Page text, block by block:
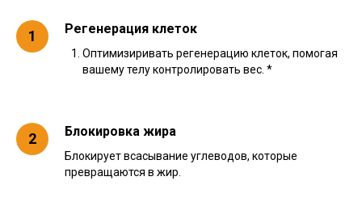
Регенерация клеток
Оптимизиривать регенерацию клеток, помогая
вашему телу контролировать вес. *
Блокировка жира
Блокирует всасывание углеводов, которые
превращаются в жир.